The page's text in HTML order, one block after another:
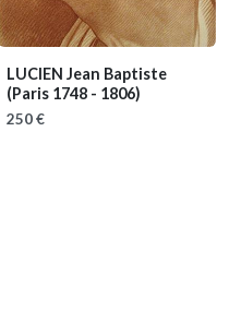
LUCIEN Jean Baptiste
(Paris 1748 - 1806)
250 €